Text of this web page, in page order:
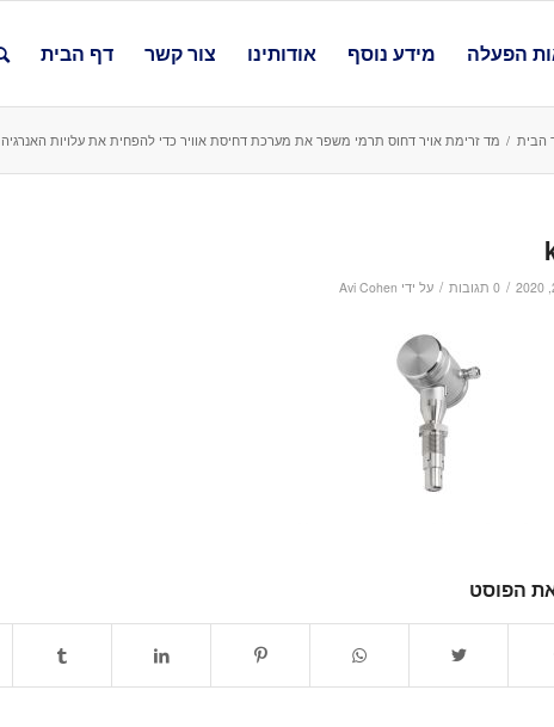
הפעלה מידע נוסף אודותינו צור קשר דף הבית
הבית / מד זרימת אויר דחוס תרמי משפר את מערכת דחיסת אוויר כדי להפחית את עלויות האנרגיה
/ 0 תגובות / על ידי Avi Cohen
הפוסט